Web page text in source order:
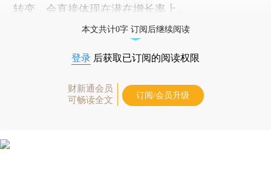
转变，会直接体现在潜在增长率上。
本文共计0字 订阅后继续阅读
登录 后获取已订阅的阅读权限
财新通会员
可畅读全文
订阅/会员升级